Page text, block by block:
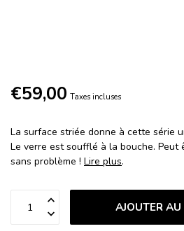
€59,00 Taxes incluses
La surface striée donne à cette série
Le verre est soufflé à la bouche. Peut
sans problème ! Lire plus.
AJOUTER AU